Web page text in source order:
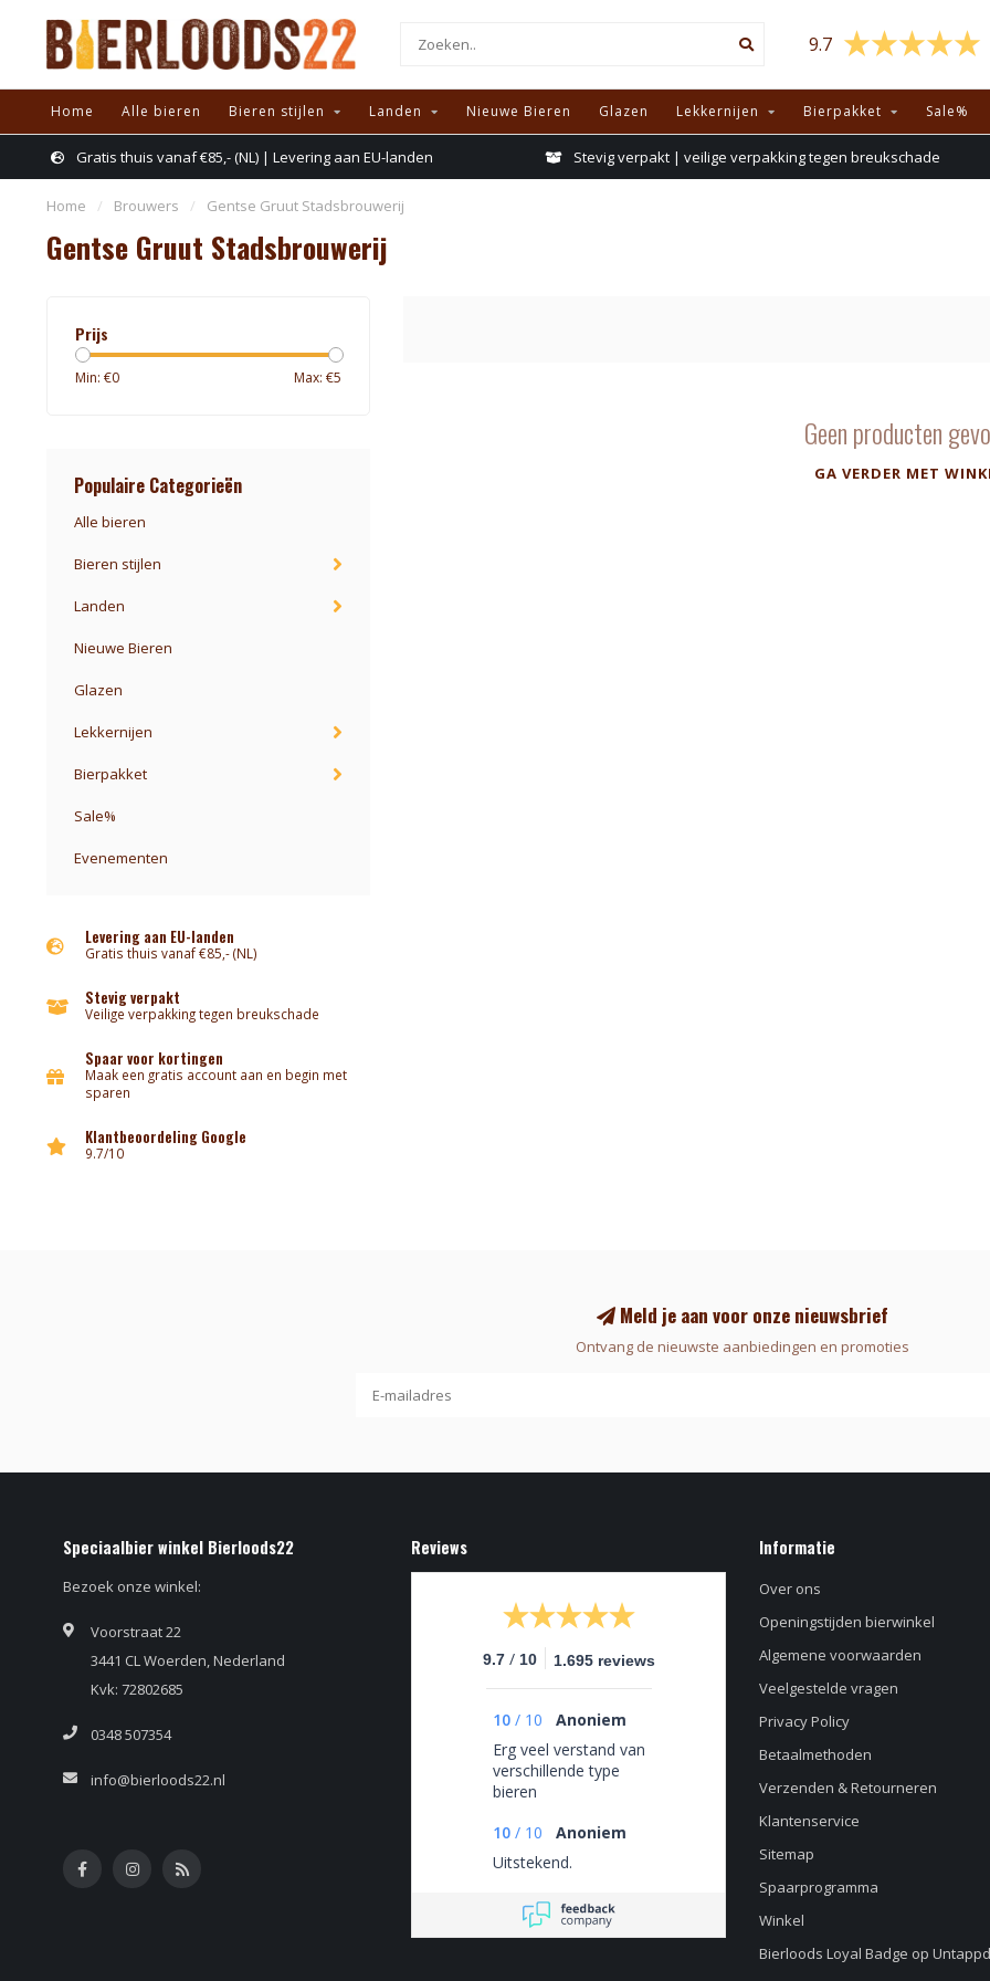
9.7
Home Alle bieren Bieren stijlen Landen Nieuwe Bieren Glazen Lekkernijen Bierpakket Sale%
Gratis thuis vanaf €85,- (NL) | Levering aan EU-landen Stevig verpakt | veilige verpakking tegen breukschade
Home / Brouwers / Gentse Gruut Stadsbrouwerij
Gentse Gruut Stadsbrouwerij
Prijs
Min: €0 Max: €5
Populaire Categorieën
Alle bieren
Bieren stijlen
Landen
Nieuwe Bieren
Glazen
Lekkernijen
Bierpakket
Sale%
Evenementen
Levering aan EU-landen
Gratis thuis vanaf €85,- (NL)
Stevig verpakt
Veilige verpakking tegen breukschade
Spaar voor kortingen
Maak een gratis account aan en begin met
sparen
Klantbeoordeling Google
9.7/10
Geen producten
GA VERDER MET
Meld je aan voor onze nieuwsbrief
Ontvang de nieuwste aanbiedingen en promoties
Speciaalbier winkel Bierloods22
Bezoek onze winkel:
Voorstraat 22
3441 CL Woerden, Nederland
Kvk: 72802685
0348 507354
info@bierloods22.nl
Reviews
9.7 / 10 1.695 reviews
10 / 10
Anoniem
Erg veel verstand van
verschillende type
bieren
10 / 10
Anoniem
Uitstekend.
Informatie
Over ons
Openingstijden bierwinkel
Algemene voorwaarden
Veelgestelde vragen
Privacy Policy
Betaalmethoden
Verzenden & Retourneren
Klantenservice
Sitemap
Spaarprogramma
Winkel
Bierloods Loyal Badge op Untappd